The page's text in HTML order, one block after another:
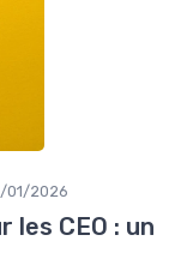
01/2026
les CEO : un